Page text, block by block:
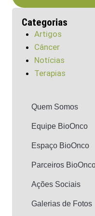
Categorias
Artigos
Câncer
Notícias
Terapias
Quem Somos
Equipe BioOnco
Espaço BioOnco
Parceiros
Ações Sociais
Galerias de Fotos